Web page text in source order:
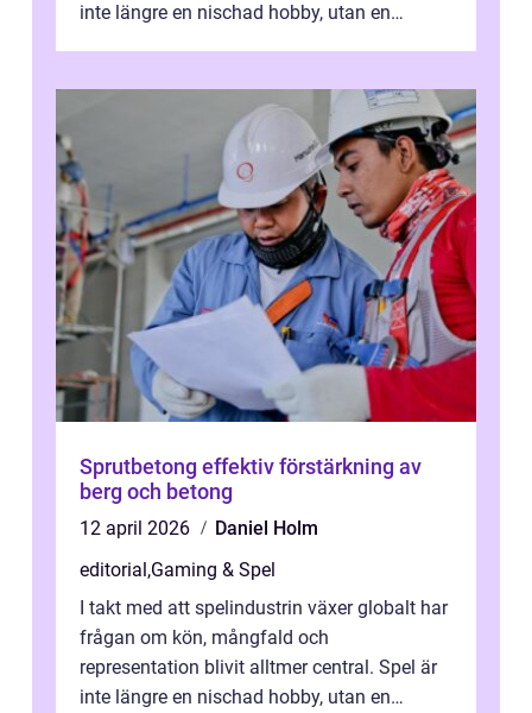
inte längre en nischad hobby, utan en
Sprutbetong effektiv förstärkning av
berg och betong
12 april 2026
Daniel Holm
editorial,Gaming & Spel
I takt med att spelindustrin växer globalt har
frågan om kön, mångfald och
representation blivit alltmer central. Spel är
inte längre en nischad hobby, utan en